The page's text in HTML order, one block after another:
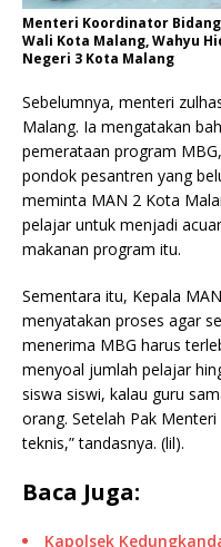
Menteri Koordinator
Wali Kota Malang, Wahyu
Negeri 3 Kota Malang
Sebelumnya, menteri
Malang. Ia mengatakan
pemerataan program
pondok pesantren yang
meminta MAN 2 Kota
pelajar untuk menjadi
makanan program itu.
Sementara itu, Kepala
menyatakan proses agar
menerima MBG harus
menyoal jumlah pelajar
siswa siswi, kalau guru
orang. Setelah Pak
teknis,” tandasnya. (lil).
Baca Juga:
Kapolsek